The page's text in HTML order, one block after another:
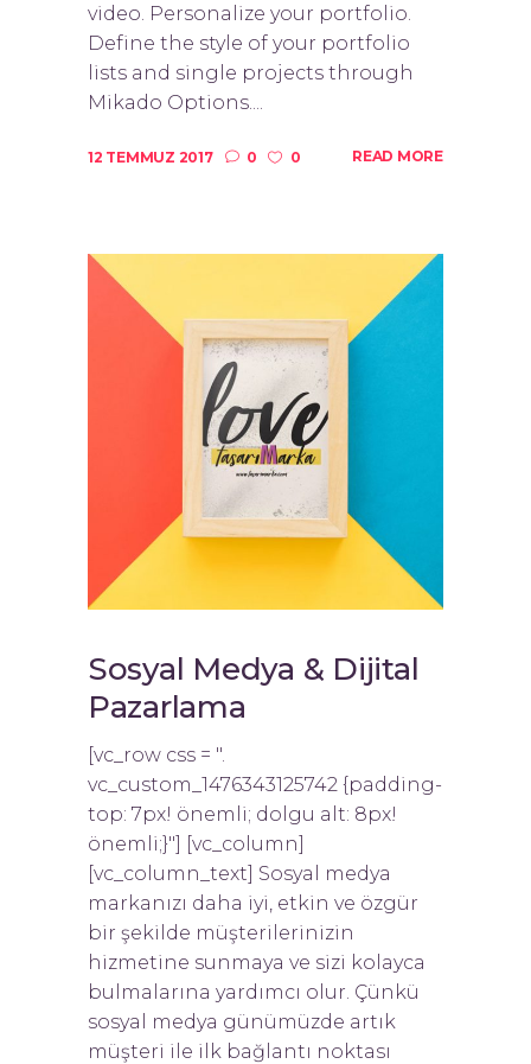
video. Personalize your portfolio.
Define the style of your portfolio
lists and single projects through
Mikado Options....
12 TEMMUZ 2017 0 0 READ MORE
Sosyal Medya & Dijital
Pazarlama
[vc_row css = ".
vc_custom_1476343125742 {padding-
top: 7px! önemli; dolgu alt: 8px!
önemli;}"] [vc_column]
[vc_column_text] Sosyal medya
markanızı daha iyi, etkin ve özgür
bir şekilde müşterilerinizin
hizmetine sunmaya ve sizi kolayca
bulmalarına yardımcı olur. Çünkü
sosyal medya günümüzde artık
müşteri ile ilk bağlantı noktası